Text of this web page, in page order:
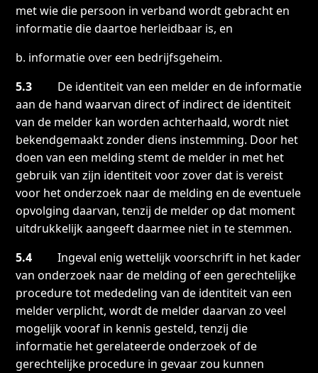
met wie die persoon in verband wordt gebracht en
informatie die daartoe herleidbaar is, en
b. informatie over een bedrijfsgeheim.
5.3
De identiteit van een melder en de informatie
aan de hand waarvan direct of indirect de identiteit
van de melder kan worden achterhaald, wordt niet
bekendgemaakt zonder diens instemming. Door het
doen van een melding stemt de melder in met het
gebruik van zijn identiteit voor zover dat is vereist
voor het onderzoek naar de melding en de eventuele
opvolging daarvan, tenzij de melder op dat moment
uitdrukkelijk aangeeft daarmee niet in te stemmen.
5.4Ingeval enig wettelijk voorschrift in het kader
van onderzoek naar de melding of een gerechtelijke
procedure tot mededeling van de identiteit van een
melder verplicht, wordt de melder daarvan zo veel
mogelijk vooraf in kennis gesteld, tenzij die
informatie het gerelateerde onderzoek of de
gerechtelijke procedure in gevaar zou kunnen